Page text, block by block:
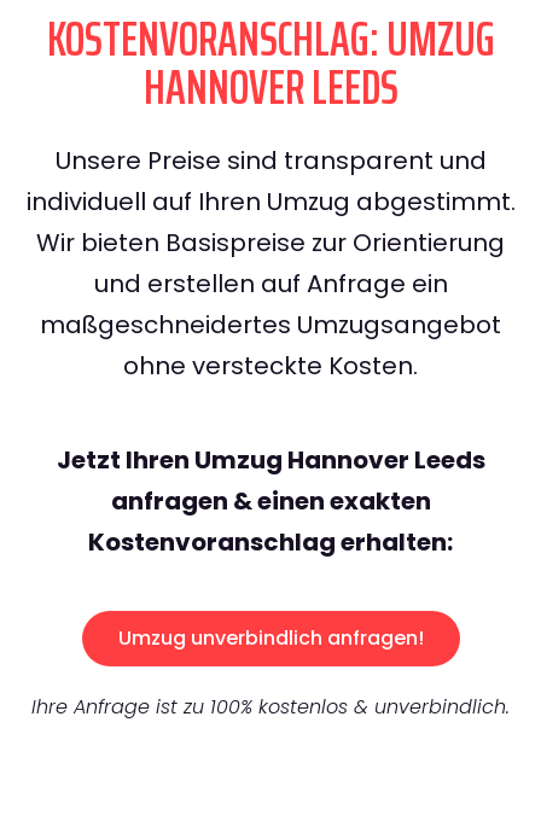
KOSTENVORANSCHLAG: UMZUG
HANNOVER LEEDS
Unsere Preise sind transparent und
individuell auf Ihren Umzug abgestimmt.
Wir bieten Basispreise zur Orientierung
und erstellen auf Anfrage ein
maßgeschneidertes Umzugsangebot
ohne versteckte Kosten.
Jetzt Ihren Umzug Hannover Leeds
anfragen & einen exakten
Kostenvoranschlag erhalten:
Umzug unverbindlich anfragen!
Ihre Anfrage ist zu 100% kostenlos & unverbindlich.